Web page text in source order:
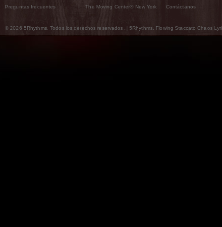
Preguntas frecuentes
The Moving Center® New York
Contáctanos
© 2026 5Rhythms. Todos los derechos reservados. | 5Rhythms, Flowing Staccato Chaos